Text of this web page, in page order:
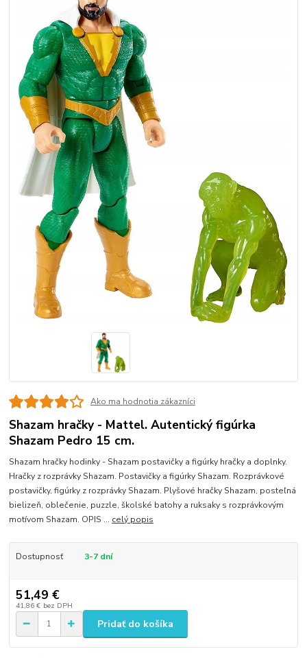
Ako ma hodnotia zákazníci
Shazam hračky - Mattel. Autentický figúrka
Shazam Pedro 15 cm.
Shazam hračky hodinky - Shazam postavičky a figúrky hračky a doplnky.
Hračky z rozprávky Shazam. Postavičky a figúrky Shazam. Rozprávkové
postavičky, figúrky z rozprávky Shazam. Plyšové hračky Shazam, posteľná
bielizeň, oblečenie, puzzle, školské batohy a ruksaky s rozprávkovým
motívom Shazam. OPIS ... celý popis
Dostupnosť 3-7 dní
51,49 €
41,86 € bez DPH
Pridať do košíka